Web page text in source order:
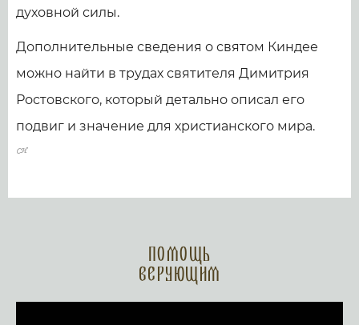
духовной силы.
Дополнительные сведения о святом Киндее
можно найти в трудах святителя Димитрия
Ростовского, который детально описал его
подвиг и значение для христианского мира.
Помощь
верующим